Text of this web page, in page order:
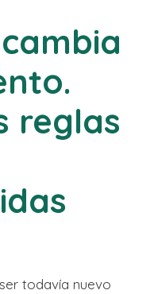
reglas
todavía nuevo